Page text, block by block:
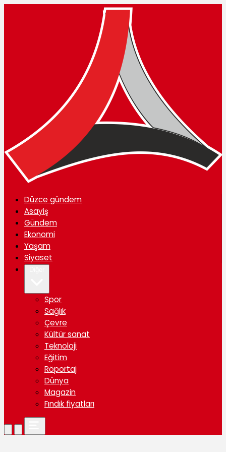
Düzce gündem
Asayiş
Gündem
Ekonomi
Yaşam
Siyaset
Spor
Sağlık
Çevre
Kültür sanat
Teknoloji
Eğitim
Röportaj
Dünya
Magazin
Fındık fiyatları